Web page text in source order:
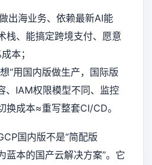
出海业务、依赖最新AI能
栈、能搞定跨境支付、愿意
本；
“用国内版做生产，国际版
IAM权限模型不同、监控
换成本≈重写整套CI/CD。
国内版不是“简配版
蓝本的国产云解决方案”。它